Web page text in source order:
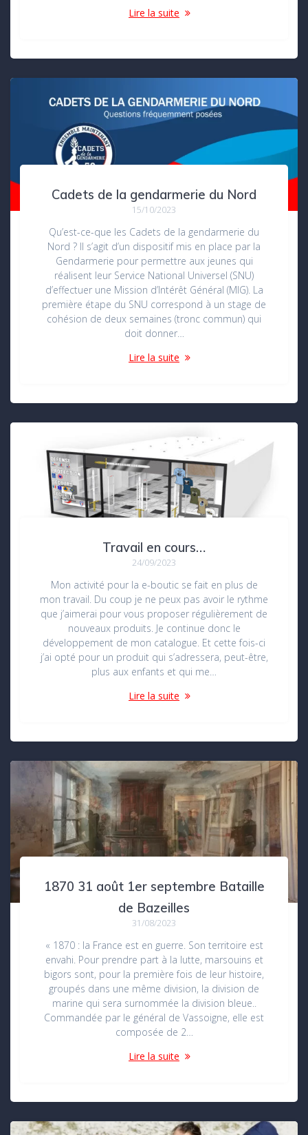
Lire la suite
Cadets de la gendarmerie du Nord
15/10/2023
Qu’est-ce-que les Cadets de la gendarmerie du
Nord ? Il s’agit d’un dispositif mis en place par la
Gendarmerie pour permettre aux jeunes qui
réalisent leur Service National Universel (SNU)
d’effectuer une Mission d’Intérêt Général (MIG). La
première étape du SNU correspond à un stage de
cohésion de deux semaines (tronc commun) qui
doit donner…
Lire la suite
Travail en cours…
24/09/2023
Mon activité pour la e-boutic se fait en plus de
mon travail. Du coup je ne peux pas avoir le rythme
que j’aimerai pour vous proposer régulièrement de
nouveaux produits. Je continue donc le
développement de mon catalogue. Et cette fois-ci
j’ai opté pour un produit qui s’adressera, peut-être,
plus aux enfants et qui me…
Lire la suite
1870 31 août 1er septembre Bataille
de Bazeilles
31/08/2023
« 1870 : la France est en guerre. Son territoire est
envahi. Pour prendre part à la lutte, marsouins et
bigors sont, pour la première fois de leur histoire,
groupés dans une même division, la division de
marine qui sera surnommée la division bleue..
Commandée par le général de Vassoigne, elle est
composée de 2…
Lire la suite